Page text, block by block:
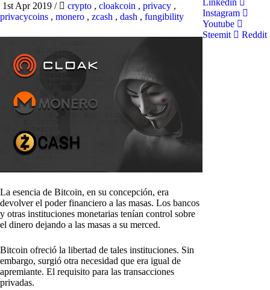
1st Apr 2019 / crypto , cloakcoin , privacy ,
privacycoins , monero , zcash , dash , fungibility
La esencia de Bitcoin, en su concepción, era
devolver el poder financiero a las masas. Los bancos
y otras instituciones monetarias tenían control sobre
el dinero dejando a las masas a su merced.
Bitcoin ofreció la libertad de tales instituciones. Sin
embargo, surgió otra necesidad que era igual de
apremiante. El requisito para las transacciones
privadas.
Linkedin
Instagram
Youtube
Steemit
Reddit